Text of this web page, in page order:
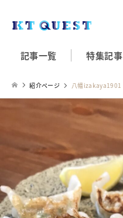
記事一覧 特集記事
紹介ページ 八幡izakaya1901